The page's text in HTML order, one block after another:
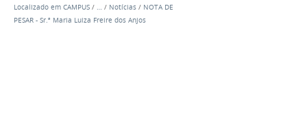
Localizado em CAMPUS / / Notícias / NOTA DE
PESAR - Sr.ª Maria Luiza Freire dos Anjos